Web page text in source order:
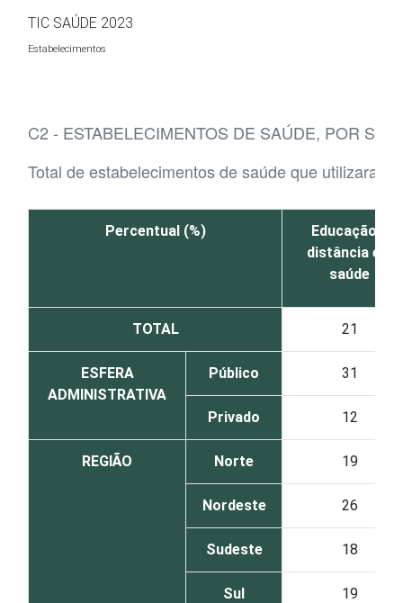
Ir para o conteúdo
TIC SAÚDE 2023
Estabelecimentos
C2 - ESTABELECIMENTOS DE SAÚDE, POR
Total de estabelecimentos de saúde que utilizaram
Percentual (%)
Educação a
distância em
saúde
TOTAL 21
ESFERA
ADMINISTRATIVA
Público 31
Privado 12
REGIÃO Norte 19
Nordeste 26
Sudeste 18
Sul 19